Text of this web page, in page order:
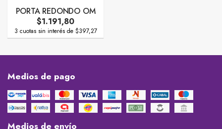
PORTA REDONDO OM
$1.191,80
3 cuotas sin interés de $397,27
Medios de pago
Medios de envío